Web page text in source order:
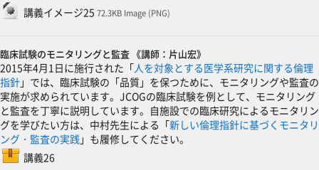
講義イメージ25ファイル72.3KB Image (PNG)
臨床試験のモニタリングと監査 《講師：片山宏》
2015年4月1日に施行された「人を対象とする医学系研究に関する倫理
指針」では、臨床試験の「品質」を保つために、モニタリングや監査の
実施が求められています。JCOGの臨床試験を例として、モニタリング
と監査を丁寧に説明しています。自施設での臨床研究によるモニタリン
グを学びたい方は、中村先生による「新しい倫理指針に基づくモニタリ
ング・監査の実践」も履修してください。
講義26
SCORMパッケージ